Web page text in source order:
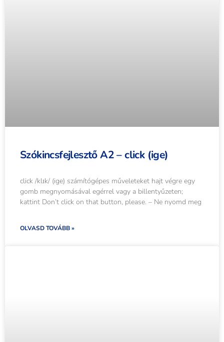
Szókincsfejlesztő A2 – click (ige)
click /klɪk/ (ige) számítógépes műveleteket hajt végre egy
gomb megnyomásával egérrel vagy a billentyűzeten;
kattint Don’t click on that button, please. – Ne nyomd meg
OLVASD TOVÁBB »